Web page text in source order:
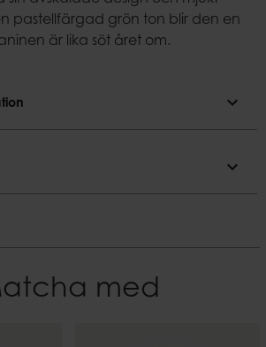
pastellfärgad grön ton blir den en
är lika söt året om.
expand_more
expand_more
med